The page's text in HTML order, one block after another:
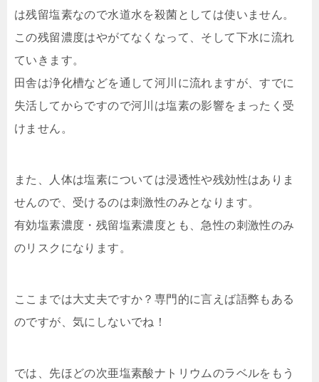
は残留塩素なので水道水を殺菌としては使いません。
この残留濃度はやがてなくなって、そして下水に流れ
ていきます。
田舎は浄化槽などを通して河川に流れますが、すでに
失活してからですので河川は塩素の影響をまったく受
けません。
また、人体は塩素については浸透性や残効性はありま
せんので、受けるのは刺激性のみとなります。
有効塩素濃度・残留塩素濃度とも、急性の刺激性のみ
のリスクになります。
ここまでは大丈夫ですか？専門的に言えば語弊もある
のですが、気にしないでね！
では、先ほどの次亜塩素酸ナトリウムのラベルをもう